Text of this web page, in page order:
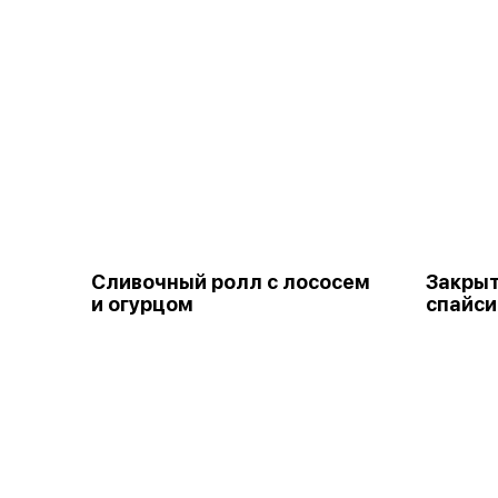
Сливочный ролл с лососем
и огурцом